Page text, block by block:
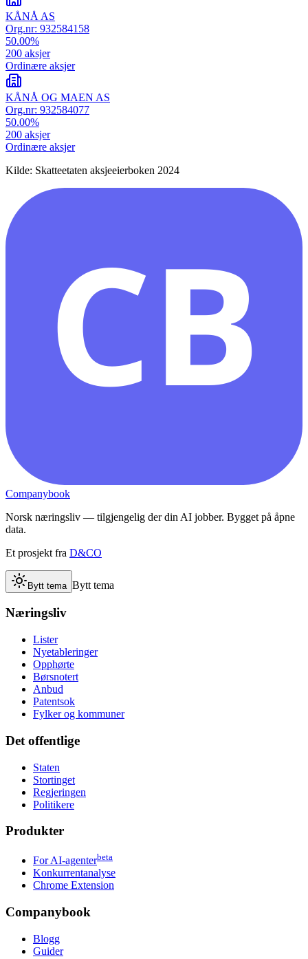
KÅNÅ AS
Org.nr: 932584158
50.00%
200 aksjer
Ordinære aksjer
KÅNÅ OG MAEN AS
Org.nr: 932584077
50.00%
200 aksjer
Ordinære aksjer
Kilde: Skatteetaten aksjeeierboken 2024
CB
Companybook
Norsk næringsliv — tilgjengelig der din AI jobber. Bygget på åpne
data.
Et prosjekt fra D&CO
Bytt tema Bytt tema
Næringsliv
Lister
Nyetableringer
Opphørte
Børsnotert
Anbud
Patentsok
Fylker og kommuner
Det offentlige
Staten
Stortinget
Regjeringen
Politikere
Produkter
For AI-agenterbeta
Konkurrentanalyse
Chrome Extension
Companybook
Blogg
Guider